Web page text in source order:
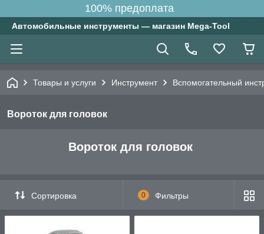
100% предоплата
Автомобильные инструменты — магазин Mega-Tool
Товары и услуги Инструмент Вспомогательный
Вороток для головок
Вороток для головок
Сортировка 0 Фильтры